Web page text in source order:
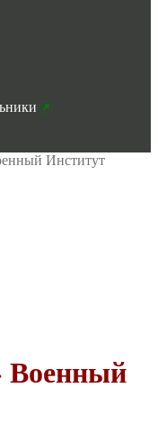
Институт
Военный